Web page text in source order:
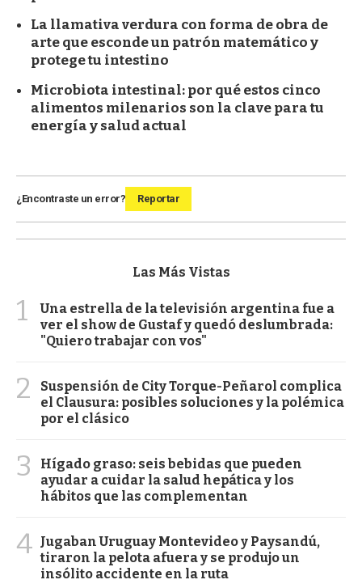
La llamativa verdura con forma de obra de
arte que esconde un patrón matemático y
protege tu intestino
Microbiota intestinal: por qué estos cinco
alimentos milenarios son la clave para tu
energía y salud actual
¿Encontraste un error? Reportar
Las Más Vistas
1
Una estrella de la televisión argentina fue a
ver el show de Gustaf y quedó deslumbrada:
"Quiero trabajar con vos"
2
Suspensión de City Torque-Peñarol complica
el Clausura: posibles soluciones y la polémica
por el clásico
3
Hígado graso: seis bebidas que pueden
ayudar a cuidar la salud hepática y los
hábitos que las complementan
4 Jugaban Uruguay Montevideo y Paysandú,
tiraron la pelota afuera y se produjo un
insólito accidente en la ruta